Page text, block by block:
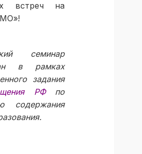
встреч на
семинар
в рамках
задания
РФпо
содержания